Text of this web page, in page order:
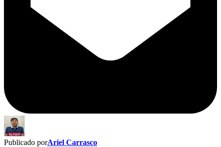
Publicado porAriel Carrasco